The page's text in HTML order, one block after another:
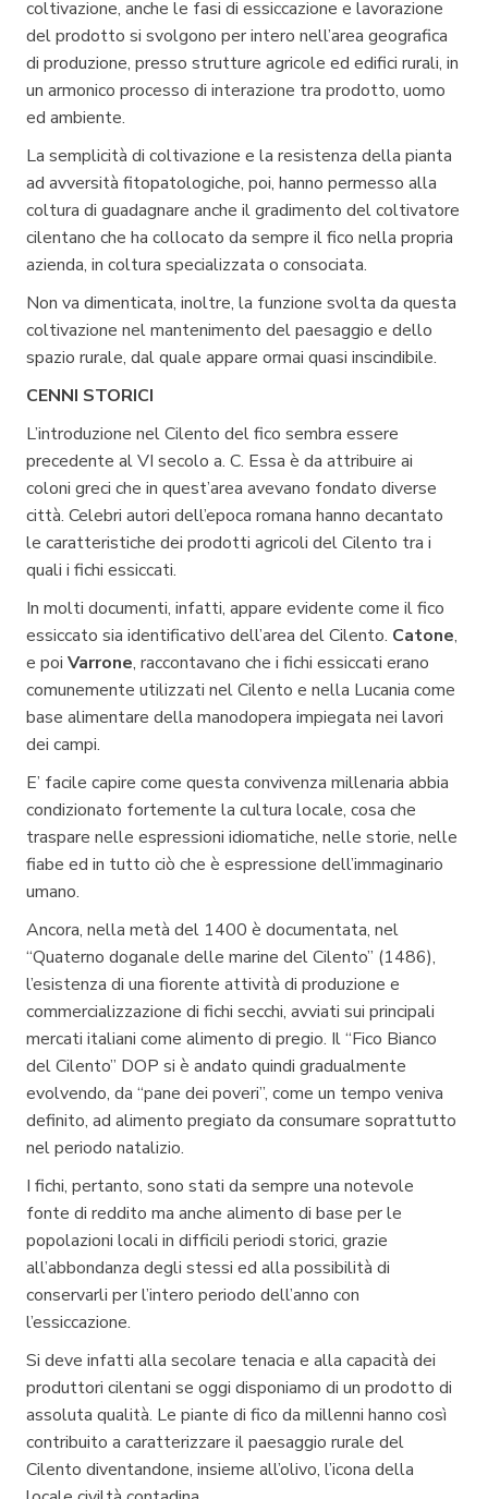
coltivazione, anche le fasi di essiccazione e lavorazione
del prodotto si svolgono per intero nell’area geografica
di produzione, presso strutture agricole ed edifici rurali, in
un armonico processo di interazione tra prodotto, uomo
ed ambiente.
La semplicità di coltivazione e la resistenza della pianta
ad avversità fitopatologiche, poi, hanno permesso alla
coltura di guadagnare anche il gradimento del coltivatore
cilentano che ha collocato da sempre il fico nella propria
azienda, in coltura specializzata o consociata.
Non va dimenticata, inoltre, la funzione svolta da questa
coltivazione nel mantenimento del paesaggio e dello
spazio rurale, dal quale appare ormai quasi inscindibile.
CENNI STORICI
L’introduzione nel Cilento del fico sembra essere
precedente al VI secolo a. C. Essa è da attribuire ai
coloni greci che in quest’area avevano fondato diverse
città. Celebri autori dell’epoca romana hanno decantato
le caratteristiche dei prodotti agricoli del Cilento tra i
quali i fichi essiccati.
In molti documenti, infatti, appare evidente come il fico
essiccato sia identificativo dell’area del Cilento. Catone,
e poiVarrone, raccontavano che i fichi essiccati erano
comunemente utilizzati nel Cilento e nella Lucania come
base alimentare della manodopera impiegata nei lavori
dei campi.
E’ facile capire come questa convivenza millenaria abbia
condizionato fortemente la cultura locale, cosa che
traspare nelle espressioni idiomatiche, nelle storie, nelle
fiabe ed in tutto ciò che è espressione dell’immaginario
umano.
Ancora, nella metà del 1400 è documentata, nel
“Quaterno doganale delle marine del Cilento” (1486),
l’esistenza di una fiorente attività di produzione e
commercializzazione di fichi secchi, avviati sui principali
mercati italiani come alimento di pregio. Il “Fico Bianco
del Cilento” DOP si è andato quindi gradualmente
evolvendo, da “pane dei poveri”, come un tempo veniva
definito, ad alimento pregiato da consumare soprattutto
nel periodo natalizio.
I fichi, pertanto, sono stati da sempre una notevole
fonte di reddito ma anche alimento di base per le
popolazioni locali in difficili periodi storici, grazie
all’abbondanza degli stessi ed alla possibilità di
conservarli per l’intero periodo dell’anno con
l’essiccazione.
Si deve infatti alla secolare tenacia e alla capacità dei
produttori cilentani se oggi disponiamo di un prodotto di
assoluta qualità. Le piante di fico da millenni hanno così
contribuito a caratterizzare il paesaggio rurale del
Cilento diventandone, insieme all’olivo, l’icona della